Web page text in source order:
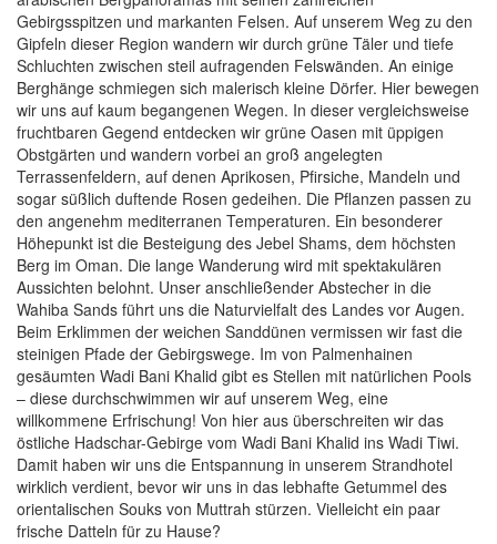
Gebirgsspitzen und markanten Felsen. Auf unserem Weg zu den
Gipfeln dieser Region wandern wir durch grüne Täler und tiefe
Schluchten zwischen steil aufragenden Felswänden. An einige
Berghänge schmiegen sich malerisch kleine Dörfer. Hier bewegen
wir uns auf kaum begangenen Wegen. In dieser vergleichsweise
fruchtbaren Gegend entdecken wir grüne Oasen mit üppigen
Obstgärten und wandern vorbei an groß angelegten
Terrassenfeldern, auf denen Aprikosen, Pfirsiche, Mandeln und
sogar süßlich duftende Rosen gedeihen. Die Pflanzen passen zu
den angenehm mediterranen Temperaturen. Ein besonderer
Höhepunkt ist die Besteigung des Jebel Shams, dem höchsten
Berg im Oman. Die lange Wanderung wird mit spektakulären
Aussichten belohnt. Unser anschließender Abstecher in die
Wahiba Sands führt uns die Naturvielfalt des Landes vor Augen.
Beim Erklimmen der weichen Sanddünen vermissen wir fast die
steinigen Pfade der Gebirgswege. Im von Palmenhainen
gesäumten Wadi Bani Khalid gibt es Stellen mit natürlichen Pools
– diese durchschwimmen wir auf unserem Weg, eine
willkommene Erfrischung! Von hier aus überschreiten wir das
östliche Hadschar-Gebirge vom Wadi Bani Khalid ins Wadi Tiwi.
Damit haben wir uns die Entspannung in unserem Strandhotel
wirklich verdient, bevor wir uns in das lebhafte Getummel des
orientalischen Souks von Muttrah stürzen. Vielleicht ein paar
frische Datteln für zu Hause?